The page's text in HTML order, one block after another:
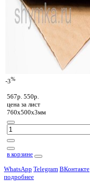
-3%
567р. 550р.
цена за лист
760х500х3мм
в корзине
WhatsApp Telegram ВКонтакте
подробнее